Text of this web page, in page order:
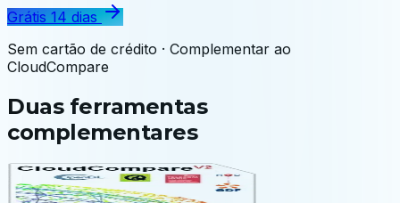
Grátis 14 dias
Sem cartão de crédito · Complementar ao
CloudCompare
Duas ferramentas
complementares